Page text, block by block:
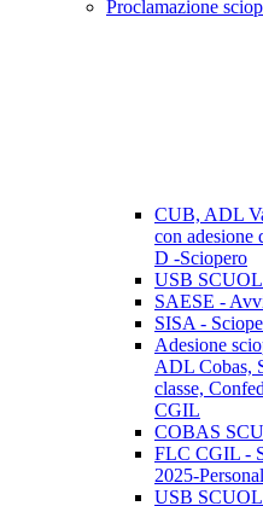
Proclamazione
CUB, ADL
con
D -Sciopero
USB
SAESE -
SISA -
Adesione
ADL Cobas,
classe,
CGIL
COBAS
FLC CGIL -
2025-
USB